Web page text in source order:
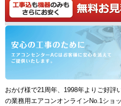
おかげ様で21周年、1998年よりご好評
の業務用エアコンオンラインNo.1ショ